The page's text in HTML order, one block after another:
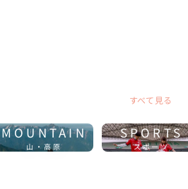
すべて見る
MOUNTAIN
山・高原
SPORTS
スポーツ